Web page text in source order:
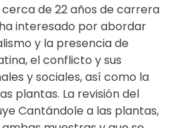
de 22 años de carrera
interesado por abordar
y la presencia de
el conflicto y sus
y sociales, así como la
plantas. La revisión del
Cantándole a las plantas,